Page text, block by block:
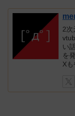
2次
い
を
X